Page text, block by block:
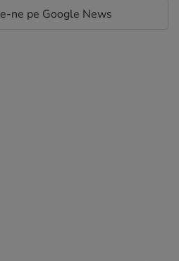
ne pe Google News